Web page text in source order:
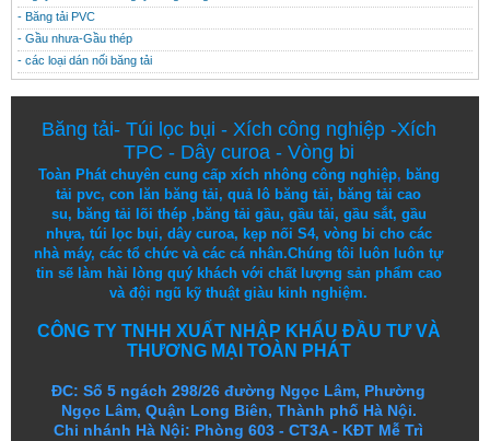
- Băng tải PVC
- Gầu nhưa-Gầu thép
- các loại dán nối băng tải
Băng tải- Túi lọc bụi - Xích công nghiệp-Xích
TPC - Dây curoa - Vòng bi
Toàn Phát chuyên cung cấp xích nhông công nghiệp, băng
tải pvc,con lăn băng tải,quả lô băng tải, băng tải cao
su, băng tải lõi thép,băng tải gầu, gầu tải, gầu sắt, gầu
nhựa, túi lọc bụi, dây curoa, kẹp nối S4, vòng bi cho các
nhà máy, các tổ chức và các cá nhân.Chúng tôi luôn luôn tự
tin sẽ làm hài lòng quý khách với chất lượng sảnphẩm cao
và đội ngũ kỹ thuật giàu kinh nghiệm.
CÔNG TY TNHH XUẤT NHẬP KHẨU ĐẦU TƯ VÀ
THƯƠNG MẠI TOÀN PHÁT
ĐC: Số 5 ngách 298/26 đường Ngọc Lâm, Phường
Ngọc Lâm, Quận Long Biên, Thành phố Hà Nội.
Chi nhánh Hà Nội: Phòng 603 - CT3A - KĐT Mễ Trì